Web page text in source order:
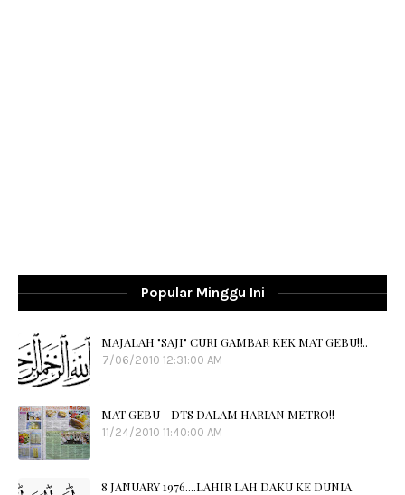
Popular Minggu Ini
MAJALAH "SAJI" CURI GAMBAR KEK MAT GEBU!!..
7/06/2010 12:31:00 AM
MAT GEBU - DTS DALAM HARIAN METRO!!
11/24/2010 11:40:00 AM
8 JANUARY 1976....LAHIR LAH DAKU KE DUNIA.